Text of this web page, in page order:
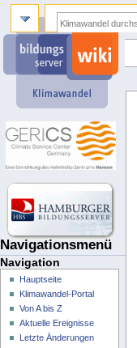
Navigationsmenü
Navigation
Hauptseite
Klimawandel-Portal
Von A bis Z
Aktuelle Ereignisse
Letzte Änderungen